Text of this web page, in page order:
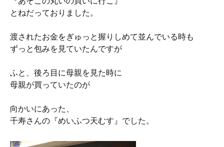
とねだっておりました。
渡されたお金をぎゅっと握りしめて並んでいる時も
ずっと包みを見ていたんですが
ふと、後ろ目に母親を見た時に
母親が買っていたのが
向かいにあった、
千寿さんの『めいふつ天むす』でした。